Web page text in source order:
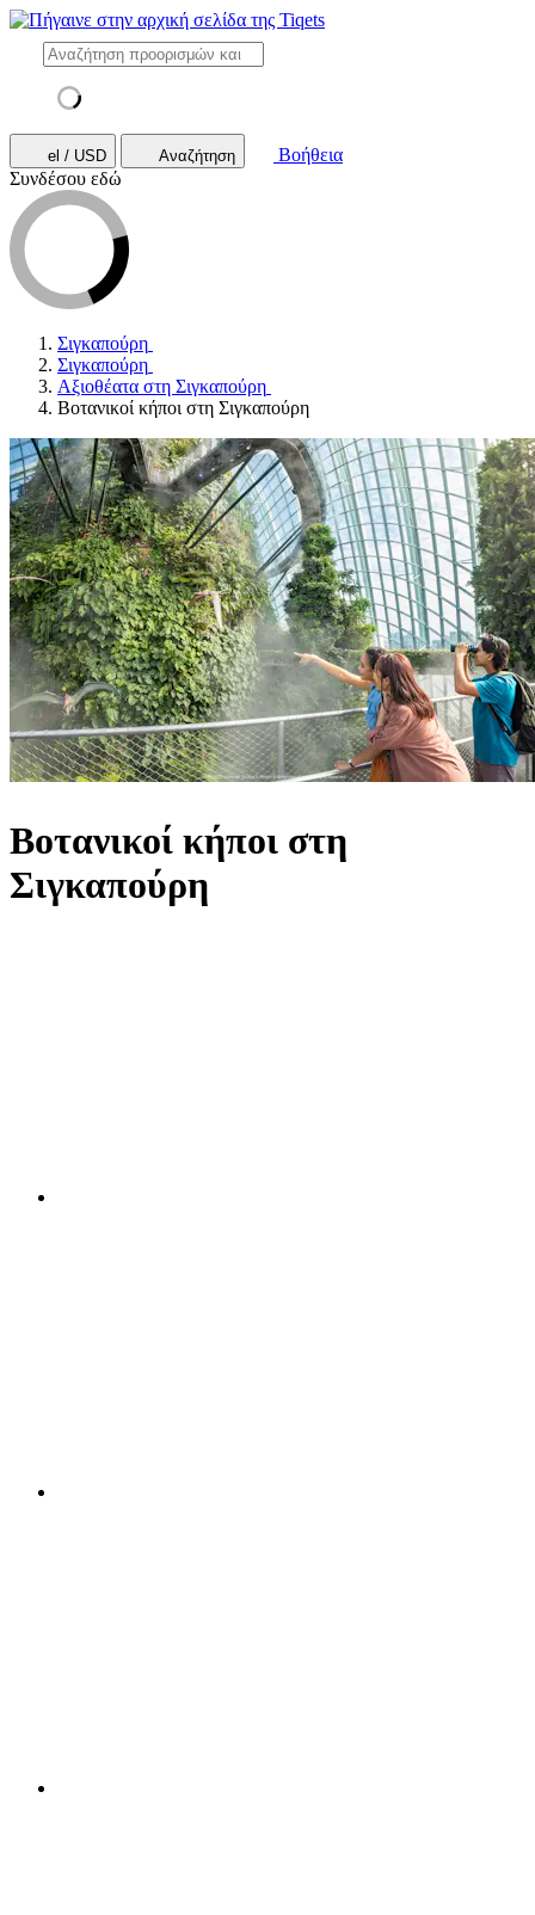
el / USD Αναζήτηση
Βοήθεια
Συνδέσου εδώ
Σιγκαπούρη
Σιγκαπούρη
Αξιοθέατα στη Σιγκαπούρη
Βοτανικοί κήποι στη Σιγκαπούρη
Βοτανικοί κήποι στη
Σιγκαπούρη